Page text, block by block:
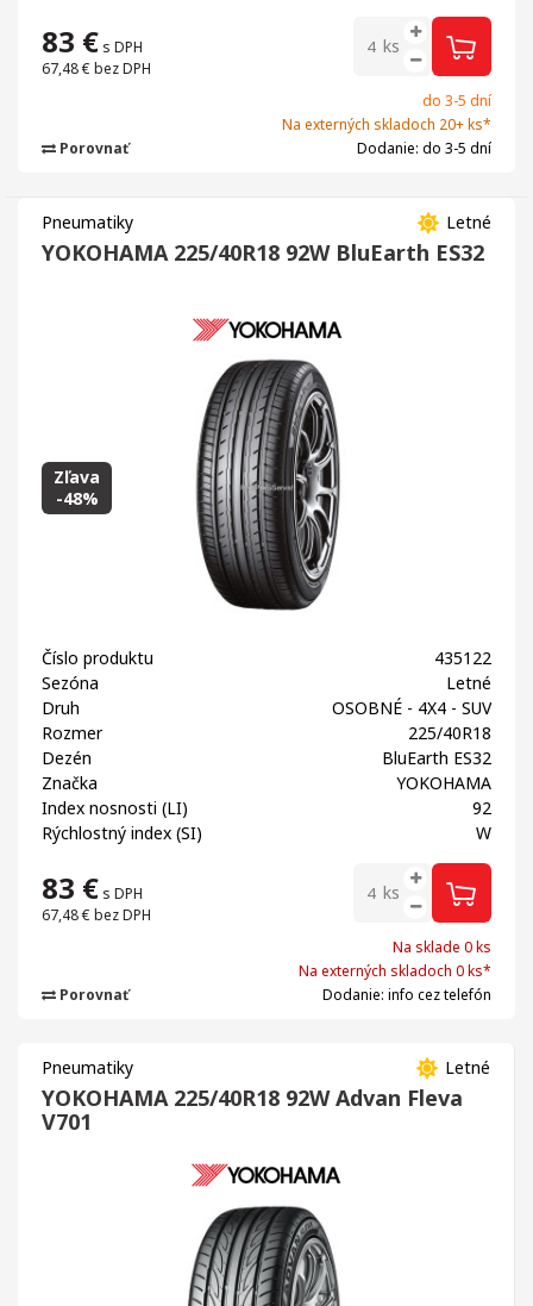
83 € s DPH
67,48 € bez DPH
ks
do 3-5 dní
Na externých skladoch 20+ ks*
Dodanie: do 3-5 dní
Porovnať
Letné
Pneumatiky
YOKOHAMA 225/40R18 92W BluEarth ES32
Zľava
-48%
Číslo produktu
435122
Sezóna
Letné
Druh
OSOBNÉ - 4X4 - SUV
Rozmer
225/40R18
Dezén
BluEarth ES32
Značka
YOKOHAMA
Index nosnosti (LI)
92
Rýchlostný index (SI)
W
83 € s DPH
67,48 € bez DPH
ks
Na sklade 0 ks
Na externých skladoch 0 ks*
Dodanie: info cez telefón
Porovnať
Letné
Pneumatiky
YOKOHAMA 225/40R18 92W Advan Fleva
V701